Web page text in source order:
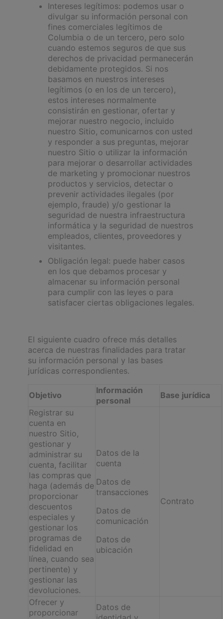
Intereses legítimos: podemos usar o
divulgar su información personal con
fines comerciales legítimos de
Columbia o de un tercero, pero solo
cuando estemos seguros de que sus
derechos de privacidad permanecerán
debidamente protegidos. Si nos
basamos en nuestros intereses
legítimos (o en los de un tercero),
estos intereses normalmente
consistirán en gestionar, ofertar y
mejorar nuestro negocio, incluido
nuestro Sitio, comunicarnos con usted
y responder a sus preguntas, mejorar
nuestro Sitio o utilizar la información
para mejorar o desarrollar actividades
de marketing y promocionar nuestros
productos y servicios, detectar o
prevenir actividades ilegales (por
ejemplo, fraude) y/o gestionar la
seguridad de nuestra infraestructura
informática y la seguridad de nuestros
empleados, clientes, proveedores y
visitantes.
Obligación legal: puede haber casos
en los que debamos procesar y
almacenar su información personal
para cumplir con las leyes o para
satisfacer ciertas obligaciones legales.
El siguiente cuadro ofrece más detalles
acerca de nuestras finalidades para tratar
su información personal y las bases
jurídicas correspondientes.
Objetivo
Información
personal
Base jurídica
Registrar su
cuenta en
nuestro Sitio,
gestionar y
administrar su
cuenta, facilitar
las compras que
haga (además de
proporcionar
descuentos
especiales y
gestionar los
programas de
fidelidad en
línea, cuando sea
pertinente) y
gestionar las
devoluciones.
Datos de la
cuenta
Datos de
transacciones
Datos de
comunicación
Datos de
ubicación
Contrato
Ofrecer y
proporcionar
Datos de